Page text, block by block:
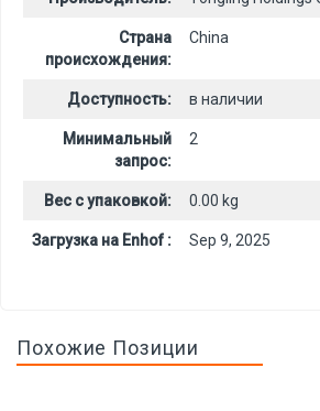
Страна
происхождения:
China
Доступность: в наличии
Минимальный
запрос:
2
Вес с упаковкой: 0.00 kg
Загрузка на Enhof : Sep 9, 2025
Похожие Позиции